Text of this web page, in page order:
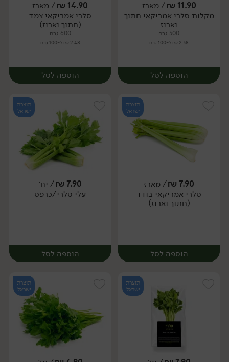
מארז מארז
11.90
₪/ מארז
מקלות סלרי אמריקאי חתוך
וארוז
500 גרם
2.38 ₪ ל-100 גרם
הוספה לסל
מארז
14.90
₪/ מארז
סלרי אמריקאי צמד
(חתוך וארוז)
600 גרם
2.48 ₪ ל-100 גרם
הוספה לסל
מארז
תוצרת
ישראל
7.90
₪/ מארז
סלרי אמריקאי בודד
(חתוך וארוז)
הוספה לסל
תוצרת
ישראל
7.90
₪/ יח׳
עלי סלרי/כרפס
הוספה לסל
תוצרת
ישראל
תוצרת
ישראל